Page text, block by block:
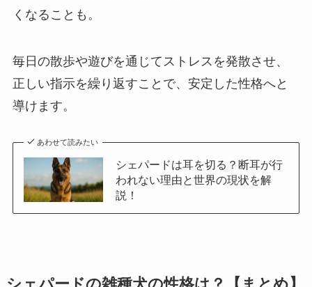
くなることも。
毎日の散歩や遊びを通じてストレスを発散させ、
正しい指示を繰り返すことで、安定した性格へと
導けます。
あわせて読みたい
シェパードは耳を切る？断耳が行
われない理由と世界の現状を解
説！